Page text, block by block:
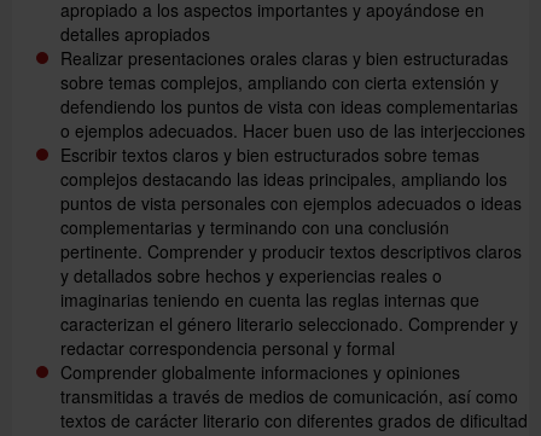
apropiado a los aspectos importantes y apoyándose en
detalles apropiados
Realizar presentaciones orales claras y bien estructuradas
sobre temas complejos, ampliando con cierta extensión y
defendiendo los puntos de vista con ideas complementarias
o ejemplos adecuados. Hacer buen uso de las interjecciones
Escribir textos claros y bien estructurados sobre temas
complejos destacando las ideas principales, ampliando los
puntos de vista personales con ejemplos adecuados o ideas
complementarias y terminando con una conclusión
pertinente. Comprender y producir textos descriptivos claros
y detallados sobre hechos y experiencias reales o
imaginarias teniendo en cuenta las reglas internas que
caracterizan el género literario seleccionado. Comprender y
redactar correspondencia personal y formal
Comprender globalmente informaciones y opiniones
transmitidas a través de medios de comunicación, así como
textos de carácter literario con diferentes grados de dificultad